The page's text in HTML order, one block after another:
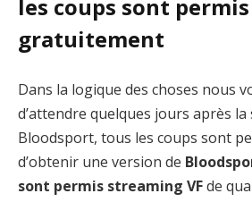
les coups sont permis
gratuitement
Dans la logique des choses nous
d’attendre quelques jours après
Bloodsport, tous les coups sont
d’obtenir une version de
sont permis streaming VFde